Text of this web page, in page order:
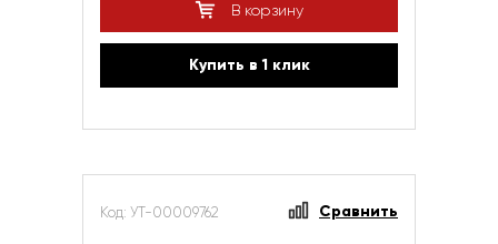
В корзину
Купить в 1 клик
Код: УТ-00009762 Сравнить